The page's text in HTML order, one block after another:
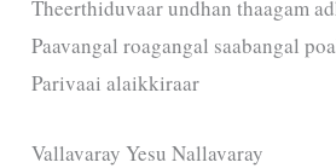
Theerthiduvaar undhan thaagam
Paavangal roagangal saabangal
Parivaai alaikkiraar
Vallavaray Yesu Nallavaray